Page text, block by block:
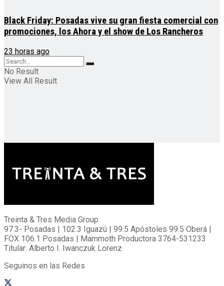
Black Friday: Posadas vive su gran fiesta comercial con
promociones, los Ahora y el show de Los Rancheros
23 horas ago
No Result
View All Result
Treinta & Tres Media Group
97.3- Posadas | 102.3 Iguazú | 99.5 Apóstoles 99.5 Oberá |
FOX 106.1 Posadas | Mammoth Productora 3764-531233
Titular: Alberto I. Iwanczuk Lorenz
Seguinos en las Redes